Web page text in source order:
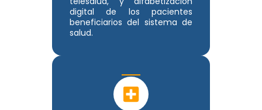
digital de los pacientes
beneficiarios del sistema de
salud.